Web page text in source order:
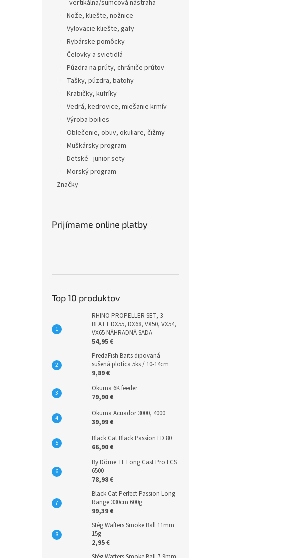
vertikálna/sumcová nástraha
Nože, kliešte, nožnice
Vylovacie kliešte, gafy
Rybárske pomôcky
Čelovky a svietidlá
Púzdra na prúty, chrániče prútov
Tašky, púzdra, batohy
Krabičky, kufríky
Vedrá, kedrovice, miešanie krmív
Výroba boilies
Oblečenie, obuv, okuliare, čižmy
Muškársky program
Detské - junior sety
Morský program
Značky
Prijímame online platby
Top 10 produktov
RHINO PROPELLER SET, 3
BLATT DX55, DX68, VX50, VX54,
VX65 NÁHRADNÁ SADA
54,95 €
PredaFish Baits dipovaná
sušená plotica 5ks / 10-14cm
9,89 €
Okuma 6K feeder
79,90 €
Okuma Acuador 3000, 4000
39,99 €
Black Cat Black Passion FD 80
66,90 €
By Döme TF Long Cast Pro LCS
6500
78,98 €
Black Cat Perfect Passion Long
Range 330cm 600g
99,39 €
Stég Wafters Smoke Ball 11mm
15g
2,95 €